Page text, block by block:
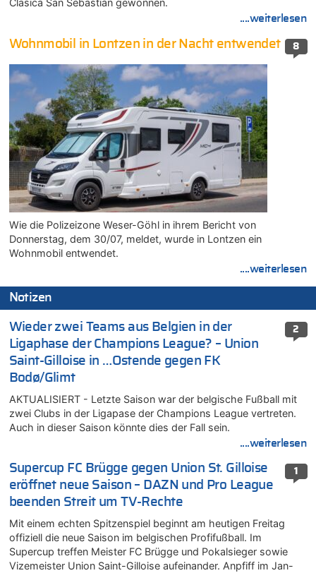
Clasica San Sebastián gewonnen.
....weiterlesen
8
Wohnmobil in Lontzen in der Nacht entwendet
Wie die Polizeizone Weser-Göhl in ihrem Bericht von
Donnerstag, dem 30/07, meldet, wurde in Lontzen ein
Wohnmobil entwendet.
....weiterlesen
Notizen
2
Wieder zwei Teams aus Belgien in der
Ligaphase der Champions League? – Union
Saint-Gilloise in …Ostende gegen FK
Bodø/Glimt
AKTUALISIERT - Letzte Saison war der belgische Fußball mit
zwei Clubs in der Ligapase der Champions League vertreten.
Auch in dieser Saison könnte dies der Fall sein.
....weiterlesen
1
Supercup FC Brügge gegen Union St. Gilloise
eröffnet neue Saison – DAZN und Pro League
beenden Streit um TV-Rechte
Mit einem echten Spitzenspiel beginnt am heutigen Freitag
offiziell die neue Saison im belgischen Profifußball. Im
Supercup treffen Meister FC Brügge und Pokalsieger sowie
Vizemeister Union Saint-Gilloise aufeinander. Anpfiff im Jan-